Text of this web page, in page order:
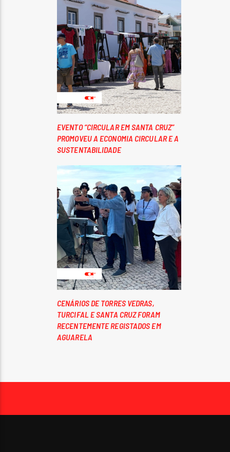
EVENTO “CIRCULAR EM SANTA CRUZ”
PROMOVEU A ECONOMIA CIRCULAR E A
SUSTENTABILIDADE
CENÁRIOS DE TORRES VEDRAS,
TURCIFAL E SANTA CRUZ FORAM
RECENTEMENTE REGISTADOS EM
AGUARELA